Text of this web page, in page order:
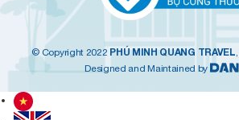
© Copyright 2022 PHÚ MINH QUANG TRAVEL
Designed and Maintained by